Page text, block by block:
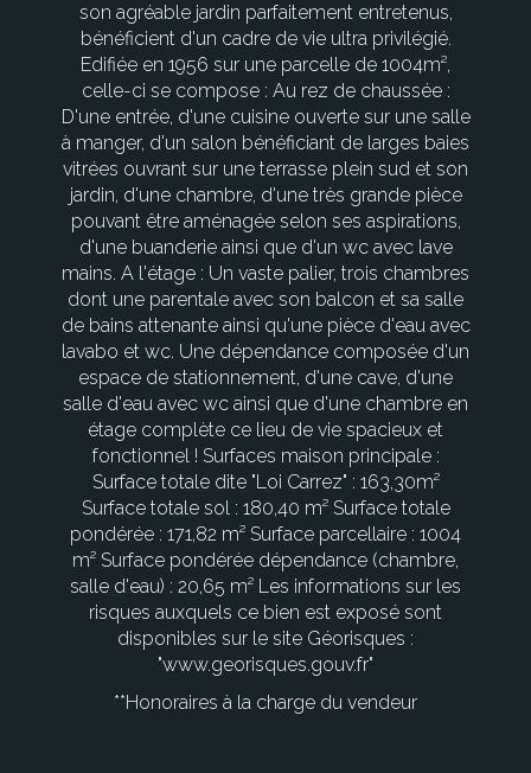
son agréable jardin parfaitement entretenus,
bénéficient d'un cadre de vie ultra privilégié.
Edifiée en 1956 sur une parcelle de 1004m²,
celle-ci se compose : Au rez de chaussée :
D'une entrée, d'une cuisine ouverte sur une salle
à manger, d'un salon bénéficiant de larges baies
vitrées ouvrant sur une terrasse plein sud et son
jardin, d'une chambre, d'une très grande pièce
pouvant être aménagée selon ses aspirations,
d'une buanderie ainsi que d'un wc avec lave
mains. A l'étage : Un vaste palier, trois chambres
dont une parentale avec son balcon et sa salle
de bains attenante ainsi qu'une pièce d'eau avec
lavabo et wc. Une dépendance composée d'un
espace de stationnement, d'une cave, d'une
salle d'eau avec wc ainsi que d'une chambre en
étage complète ce lieu de vie spacieux et
fonctionnel ! Surfaces maison principale :
Surface totale dite "Loi Carrez" : 163,30m²
Surface totale sol : 180,40 m² Surface totale
pondérée : 171,82 m² Surface parcellaire : 1004
m² Surface pondérée dépendance (chambre,
salle d'eau) : 20,65 m² Les informations sur les
risques auxquels ce bien est exposé sont
disponibles sur le site Géorisques :
"www.georisques.gouv.fr"
**Honoraires à la charge du vendeur